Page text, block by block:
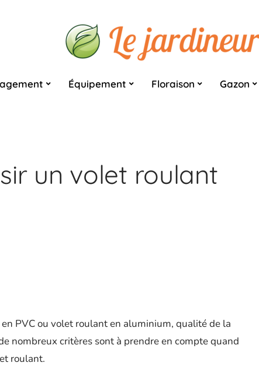
Équipement Floraison Gazon
un volet roulant
PVC ou volet roulant en aluminium, qualité de la
nombreux critères sont à prendre en compte quand
roulant.